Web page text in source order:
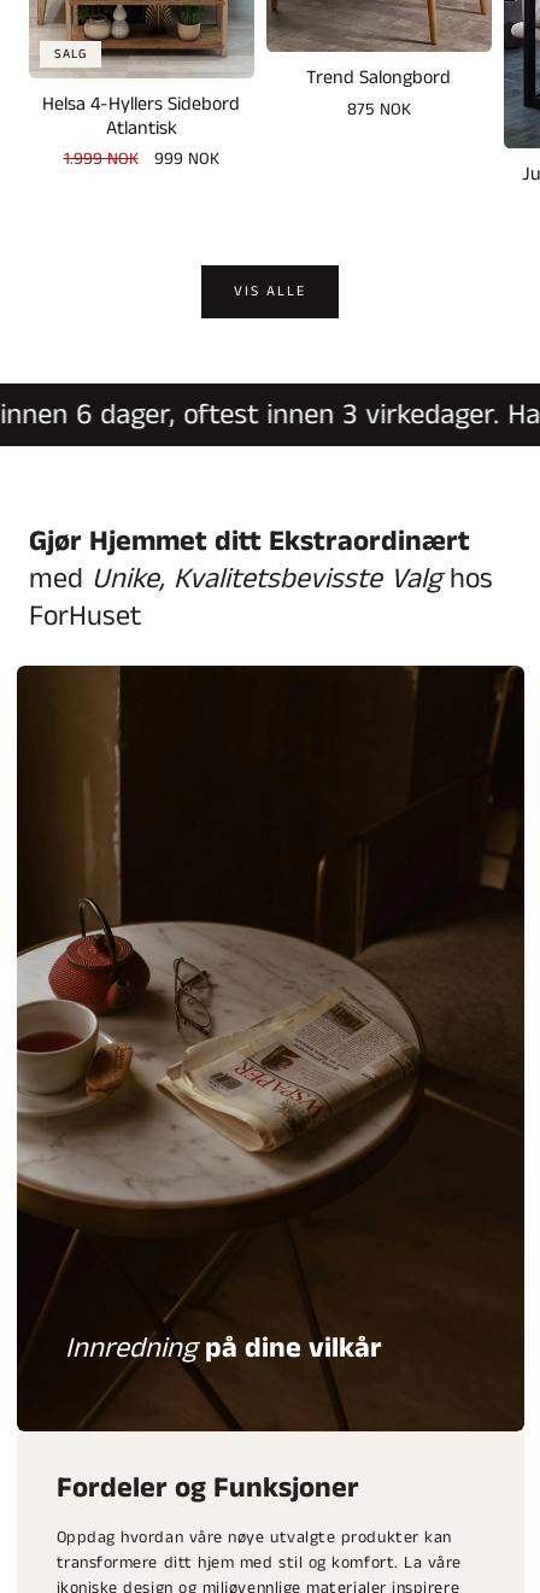
SALG
Helsa 4-Hyllers Sidebord
Atlantisk
Vanlig
1.999 NOK Salgspris
999 NOK
Trend Salongbord
Vanlig
875 NOK
VIS ALLE
dager, oftest innen 3 virkedager. Har
Gjør Hjemmet ditt Ekstraordinært
med Unike, Kvalitetsbevisste Valghos
ForHuset
Innredningpå dine vilkår
Fordeler og Funksjoner
Oppdag hvordan våre nøye utvalgte produkter kan
transformere ditt hjem med stil og komfort. La våre
ikoniske design og miljøvennlige materialer inspirere